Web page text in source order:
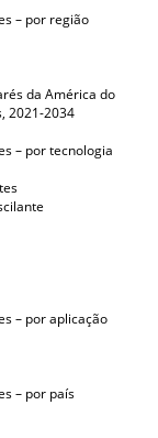
– por região
da América do
2021-2034
– por tecnologia
– por aplicação
– por país